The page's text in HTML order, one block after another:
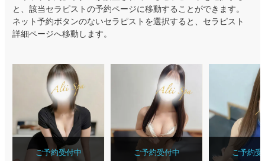
と、該当セラピストの予約ページに移動することができます。
ネット予約ボタンのないセラピストを選択すると、セラピスト
詳細ページへ移動します。
ご予約受付中
ご予約受付中
ご予約受